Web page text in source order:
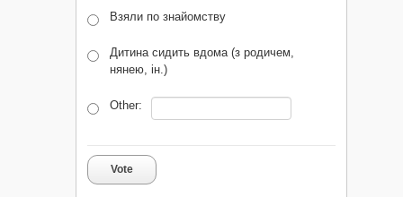
Взяли по знайомству
Дитина сидить вдома (з родичем,
нянею, ін.)
Other:
Vote